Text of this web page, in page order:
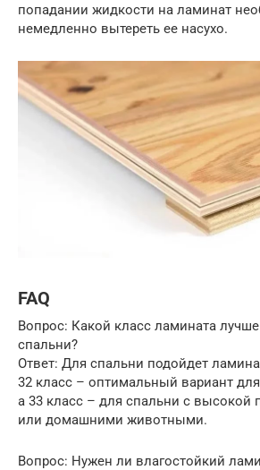
попадании жидкости на ламинат
немедленно вытереть ее насухо.
FAQ
Вопрос: Какой класс ламината
спальни?
Ответ: Для спальни подойдет
32 класс – оптимальный вариант
а 33 класс – для спальни с высокой
или домашними животными.
Вопрос: Нужен ли влагостойкий